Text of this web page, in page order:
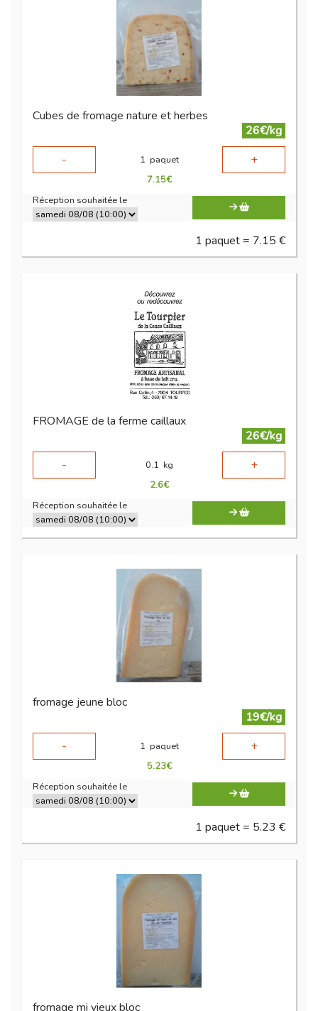
Cubes de fromage nature et herbes
26€/kg
-
1 paquet +
7.15€
Réception souhaitée le
1 paquet = 7.15 €
FROMAGE de la ferme caillaux
26€/kg
-
0.1 kg +
2.6€
Réception souhaitée le
fromage jeune bloc
19€/kg
-
1 paquet +
5.23€
Réception souhaitée le
1 paquet = 5.23 €
fromage mi vieux bloc